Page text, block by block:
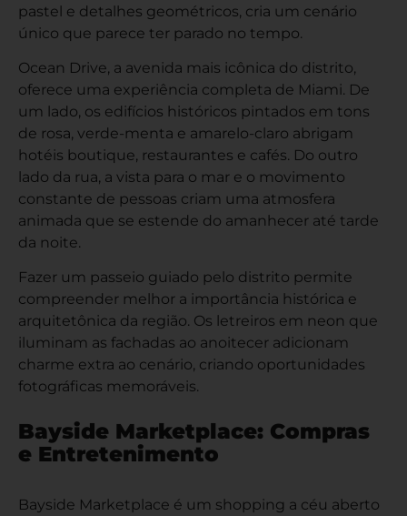
pastel e detalhes geométricos, cria um cenário
único que parece ter parado no tempo.
Ocean Drive, a avenida mais icônica do distrito,
oferece uma experiência completa de Miami. De
um lado, os edifícios históricos pintados em tons
de rosa, verde-menta e amarelo-claro abrigam
hotéis boutique, restaurantes e cafés. Do outro
lado da rua, a vista para o mar e o movimento
constante de pessoas criam uma atmosfera
animada que se estende do amanhecer até tarde
da noite.
Fazer um passeio guiado pelo distrito permite
compreender melhor a importância histórica e
arquitetônica da região. Os letreiros em neon que
iluminam as fachadas ao anoitecer adicionam
charme extra ao cenário, criando oportunidades
fotográficas memoráveis.
Bayside Marketplace: Compras
e Entretenimento
Bayside Marketplace é um shopping a céu aberto